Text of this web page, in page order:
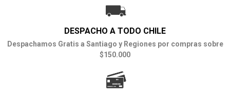
DESPACHO A TODO CHILE
Despachamos Gratis a Santiago y Regiones por compras sobre
$150.000